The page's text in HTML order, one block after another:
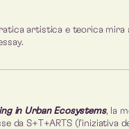
artistica e teorica mira
in Urban Ecosystems, la
da S+T+ARTS (l’iniziativa